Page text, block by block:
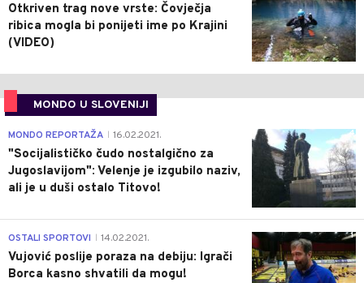
Otkriven trag nove vrste: Čovječja
ribica mogla bi ponijeti ime po Krajini
(VIDEO)
MONDO U SLOVENIJI
4
MONDO REPORTAŽA 16.02.2021.
"Socijalističko čudo nostalgično za
Jugoslavijom": Velenje je izgubilo naziv,
ali je u duši ostalo Titovo!
1
OSTALI SPORTOVI 14.02.2021.
Vujović poslije poraza na debiju: Igrači
Borca kasno shvatili da mogu!